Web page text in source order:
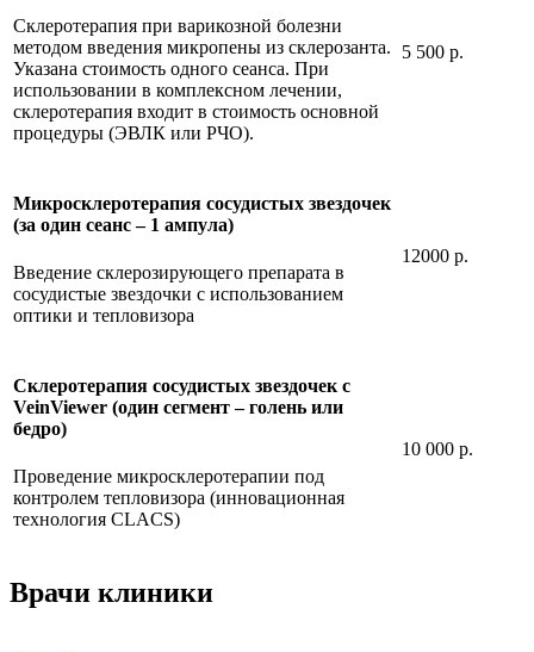
Склеротерапия при варикозной болезни
методом введения микропены из склерозанта.
Указана стоимость одного сеанса. При
использовании в комплексном лечении,
склеротерапия входит в стоимость основной
процедуры (ЭВЛК или РЧО).
5 500 р.
Микросклеротерапия сосудистых звездочек
(за один сеанс – 1 ампула)
Введение склерозирующего препарата в
сосудистые звездочки с использованием
оптики и тепловизора
12000 р.
Склеротерапия сосудистых звездочек с
VeinViewer (один сегмент – голень или
бедро)
Проведение микросклеротерапии под
контролем тепловизора (инновационная
технология CLACS)
10 000 р.
Врачи клиники